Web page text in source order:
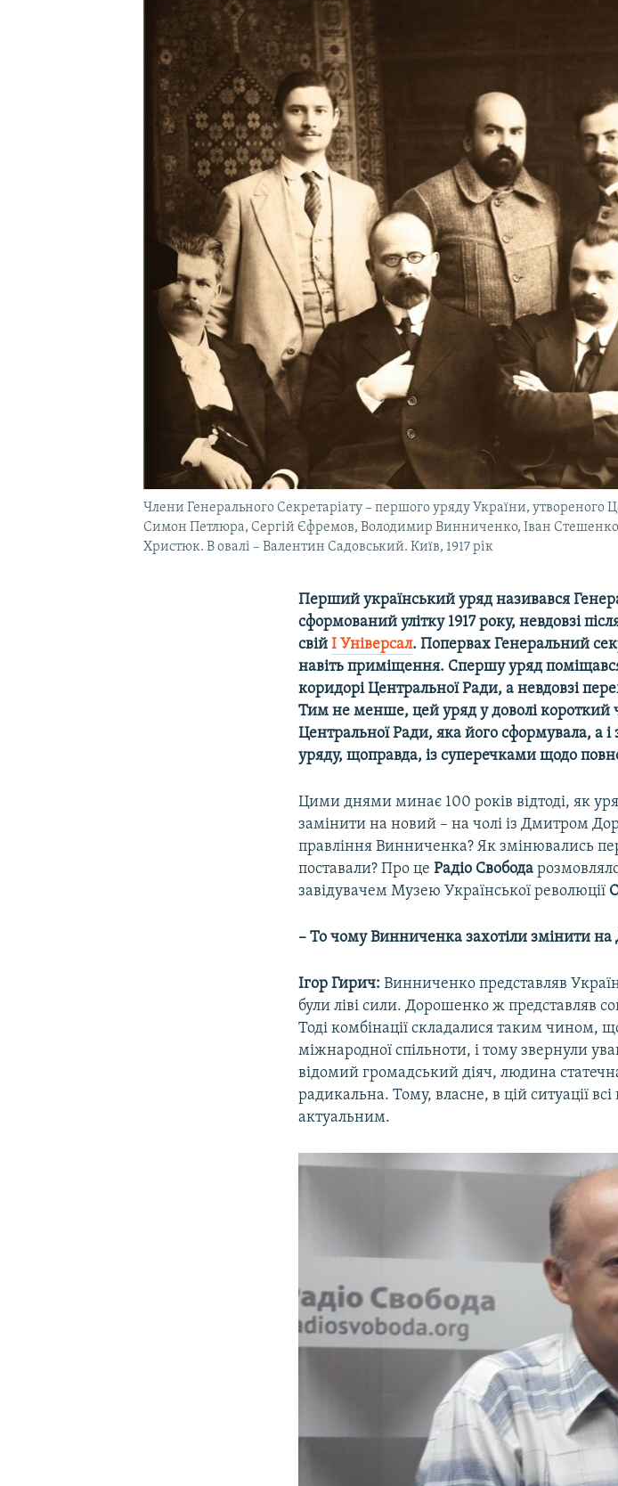
УКРАЇНСЬКА ПРОБЛЕМА КРИМУ
Члени Генерального Секретаріату – першого уряду України, утвореного
Симон Петлюра, Сергій Єфремов, Володимир Винниченко, Іван
Христюк. В овалі – Валентин Садовський. Київ, 1917 рік
Перший український уряд називався
сформований улітку 1917 року, невдовзі
свійІ Універсал. Попервах Генеральний
навіть приміщення. Спершу уряд
коридорі Центральної Ради, а невдовзі
Тим не менше, цей уряд у доволі короткий
Центральної Ради, яка його сформувала, а
уряду, щоправда, із суперечками щодо
Цими днями минає 100 років відтоді, як
замінити на новий – на чолі із Дмитром
правління Винниченка? Як змінювались
поставали? Про цеРадіо Свобода
завідувачем Музею Української революції
– То чому Винниченка захотіли змінити
Ігор Гирич: Винниченко представляв
були ліві сили. Дорошенко ж представляв
Тоді комбінації складалися таким чином,
міжнародної спільноти, і тому звернули
відомий громадський діяч, людина
радикальна. Тому, власне, в цій ситуації
актуальним.